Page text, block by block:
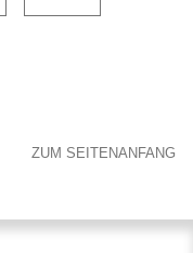
ZUM SEITENANFANG